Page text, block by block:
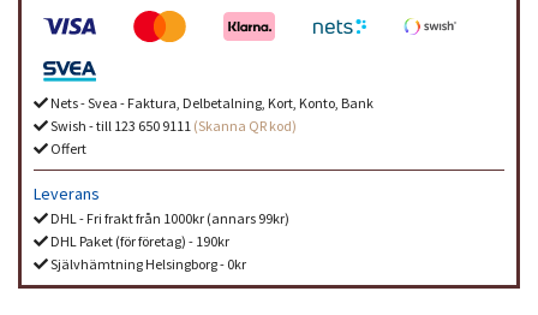
Nets - Svea - Faktura, Delbetalning, Kort, Konto, Bank
Swish - till 123 650 9111 (Skanna QR kod)
Offert
Leverans
DHL - Fri frakt från 1000kr (annars 99kr)
DHL Paket (för företag) - 190kr
Självhämtning Helsingborg - 0kr